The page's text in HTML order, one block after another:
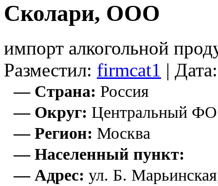
Сколари, ООО
импорт алкогольной
Разместил: firmcat1 |
— Страна: Россия
— Округ: Центральный ФО
— Регион: Москва
— Населенный пункт:
— Адрес: ул. Б.